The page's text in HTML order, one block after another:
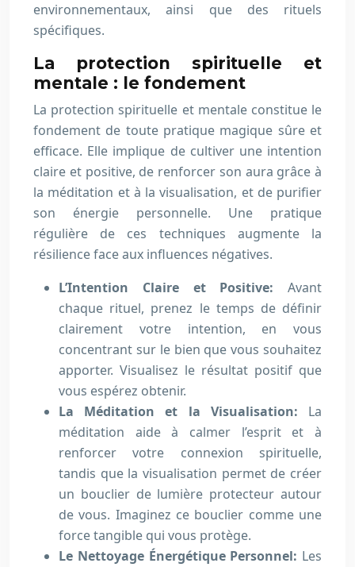
environnementaux, ainsi que des rituels
spécifiques.
La protection spirituelle et
mentale : le fondement
La protection spirituelle et mentale constitue le
fondement de toute pratique magique sûre et
efficace. Elle implique de cultiver une intention
claire et positive, de renforcer son aura grâce à
la méditation et à la visualisation, et de purifier
son énergie personnelle. Une pratique
régulière de ces techniques augmente la
résilience face aux influences négatives.
L’Intention Claire et Positive: Avant
chaque rituel, prenez le temps de définir
clairement votre intention, en vous
concentrant sur le bien que vous souhaitez
apporter. Visualisez le résultat positif que
vous espérez obtenir.
La Méditation et la Visualisation: La
méditation aide à calmer l’esprit et à
renforcer votre connexion spirituelle,
tandis que la visualisation permet de créer
un bouclier de lumière protecteur autour
de vous. Imaginez ce bouclier comme une
force tangible qui vous protège.
Le Nettoyage Énergétique Personnel: Les